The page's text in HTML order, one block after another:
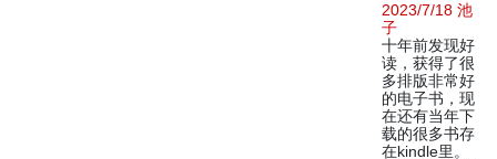
2023/7/18 池
子
十年前发现好
读，获得了很
多排版非常好
的电子书，现
在还有当年下
载的很多书存
在kindle里。